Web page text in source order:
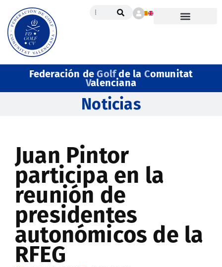
Federación deGolfde la Comunitat
Valenciana
Noticias
Juan Pintor
participa en la
reunión de
presidentes
autonómicos de la
RFEG